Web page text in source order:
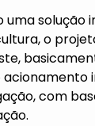
uma solução
o
com